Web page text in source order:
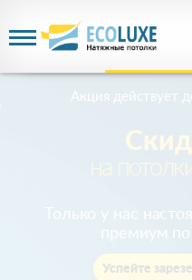
на
Акция действует
Только у нас
премиум
Успейте